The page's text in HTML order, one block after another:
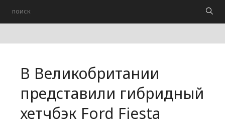
Авто
Происшествия
Редакция
В Великобритании
представили гибридный
хетчбэк Ford Fiesta